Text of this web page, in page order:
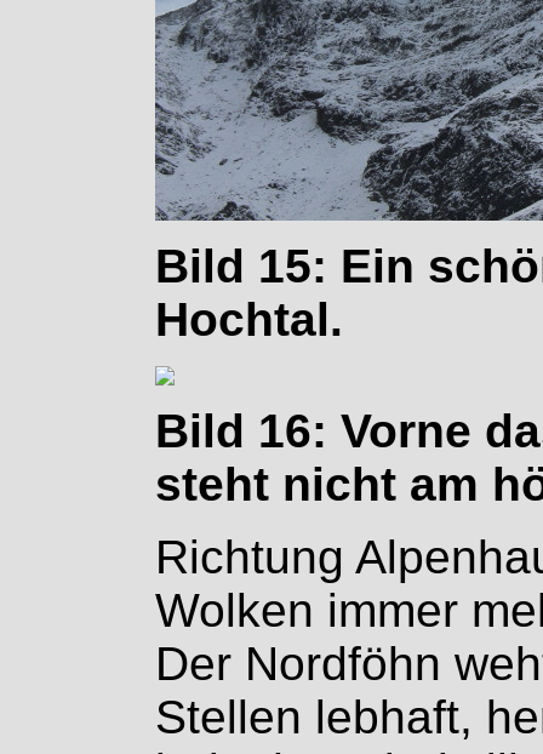
Bild 15: Ein
Hochtal.
Bild 16: Vorne
steht nicht am
Richtung
Wolken immer
Der Nordföhn
Stellen lebhaft,